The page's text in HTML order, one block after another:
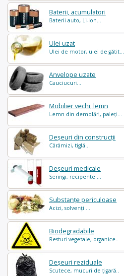
Baterii, acumulatori
Baterii auto, Li-Ion...
Ulei uzat
Ulei de motor, ulei de gătit...
Anvelope uzate
Cauciucuri...
Mobilier vechi, lemn
Lemn din demolări, paleți...
Deșeuri din construcții
Cărămizi, tiglă...
Deșeuri medicale
Seringi, recipente ...
Substanțe periculoase
Acizi, solvenți ...
Biodegradabile
Resturi vegetale, organice..
Deșeuri reziduale
Scutece, mucuri de țigară..